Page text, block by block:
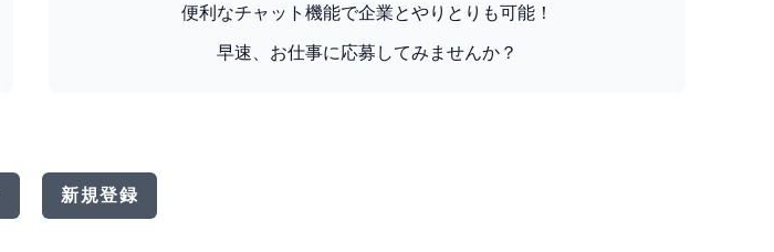
便利なチャット機能で企業とやりとりも可能！
早速、お仕事に応募してみませんか？
新規登録